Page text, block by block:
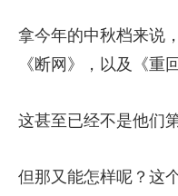
拿今年的中秋档来
《断网》，以及《重
这甚至已经不是他们
但那又能怎样呢？这